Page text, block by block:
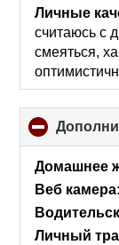
Личные
считаюсь с
смеяться,
Домашнее
Веб камера:
Личный